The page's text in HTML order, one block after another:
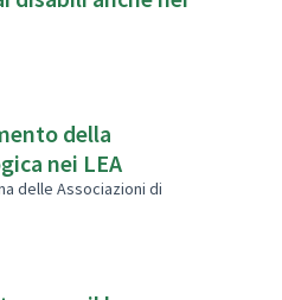
della
nei LEA
delle Associazioni di